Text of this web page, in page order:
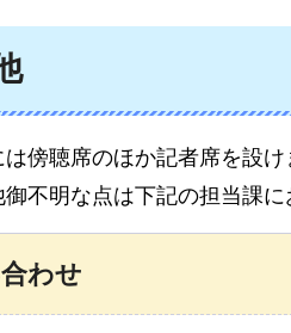
傍聴席のほか記者席を設け
不明な点は下記の担当課に
わせ